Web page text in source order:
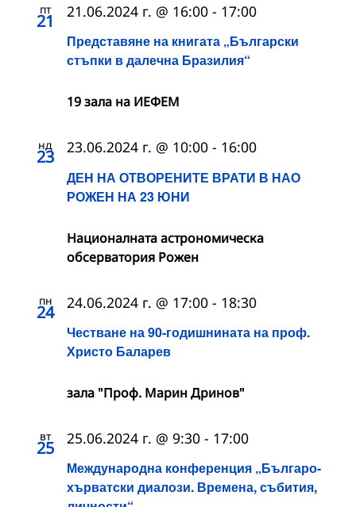
пт
21
Представяне на книгата „Български
стъпки в далечна Бразилия“
21.06.2024 г. @ 16:00 - 17:00
19 зала на ИЕФЕМ
нд
23
ДЕН НА ОТВОРЕНИТЕ ВРАТИ В НАО
РОЖЕН НА 23 ЮНИ
23.06.2024 г. @ 10:00 - 16:00
Националната астрономическа
обсерватория Рожен
пн
24
Честване на 90-годишнината на проф.
Христо Баларев
24.06.2024 г. @ 17:00 - 18:30
зала "Проф. Марин Дринов"
вт
25
Международна конференция „Българо-
хърватски диалози. Времена, събития,
25.06.2024 г. @ 9:30 - 17:00